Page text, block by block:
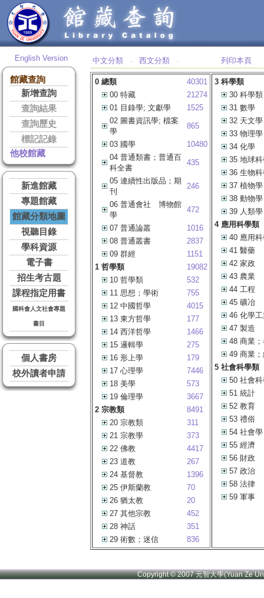
English Version
館藏查詢
新增查詢
查詢結果
查詢歷史
標記記錄
他校館藏
新進館藏
專題館藏
館藏分類地圖
視聽目錄
學科資源
電子書
招生考古題
課程指定用書
國科會人文社會專題
書目
個人書房
校外讀者申請
中文分類 ‧ 西文分類 ‧ 列印本頁
0 總類
40301
00 特藏
21274
01 目錄學; 文獻學
1525
02 圖書資訊學; 檔案
學
865
03 國學
10480
04 普通類書；普通百
科全書
435
05 連續性出版品；期
刊
246
06 普通會社 博物館
學
472
07 普通論叢
1016
08 普通叢書
2837
09 群經
1151
1 哲學類
19082
10 哲學類
532
11 思想；學術
755
12 中國哲學
4015
13 東方哲學
177
14 西洋哲學
1466
15 邏輯學
275
16 形上學
179
17 心理學
7446
18 美學
573
19 倫理學
3667
2 宗教類
8491
20 宗教類
311
21 宗教學
373
22 佛教
4417
23 道教
267
24 基督教
1396
25 伊斯蘭教
70
26 猶太教
20
27 其他宗教
452
28 神話
351
29 術數；迷信
836
3 科學類
30 科學類
31 數學
32 天文學
33 物理學
34 化學
35 地球
36 生物
37 植物學
38 動物學
39 人類學
4 應用科學類
40 應用
41 醫藥
42 家政
43 農業
44 工程
45 礦冶
46 化學
47 製造
48 商業
49 商業
5 社會科學類
50 社會
51 統計
52 教育
53 禮俗
54 社會學
55 經濟
56 財政
57 政治
58 法律
59 軍事
Copyright © 2007 元智大學(Yuan Ze